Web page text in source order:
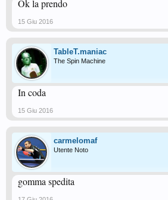
Ok la prendo
15 Giu 2016
TableT.maniac
The Spin Machine
In coda
15 Giu 2016
carmelomaf
Utente Noto
gomma spedita